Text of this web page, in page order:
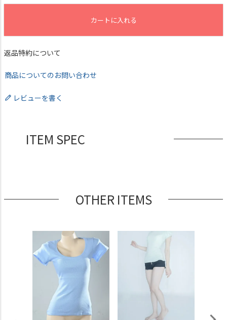
カートに入れる
返品特約について
商品についてのお問い合わせ
レビューを書く
ITEM SPEC
OTHER ITEMS